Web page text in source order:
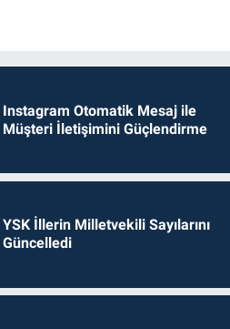
Instagram Otomatik Mesaj ile
Müşteri İletişimini Güçlendirme
YSK İllerin Milletvekili Sayılarını
Güncelledi